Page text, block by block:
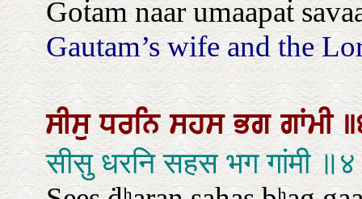
Goṫam naar umaapaṫ
Gautam’s wife and the
ਸੀਸੁਧਰਨਿਸਹਸਭਗਗਾਂਮੀ
सीसु धरनि सहस भग गांमी